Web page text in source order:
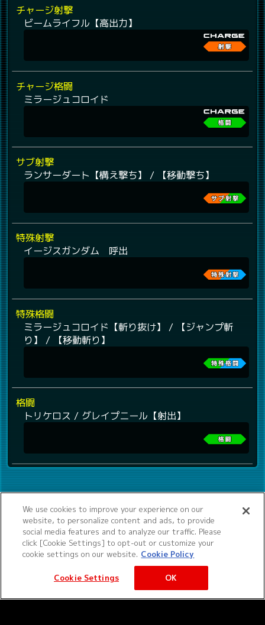
チャージ射撃
ビームライフル【高出力】
チャージ格闘
ミラージュコロイド
サブ射撃
ランサーダート【構え撃ち】 / 【移動撃ち】
特殊射撃
イージスガンダム 呼出
特殊格闘
ミラージュコロイド【斬り抜け】 / 【ジャンプ斬
り】 / 【移動斬り】
格闘
トリケロス / グレイプニール【射出】
We use cookies to improve your experience on our
website, to personalize content and ads, to provide
social media features and to analyze our traffic. Please
click [Cookie Settings] to opt-out or customize your
cookie settings on our website. Cookie Policy
Cookie Settings OK